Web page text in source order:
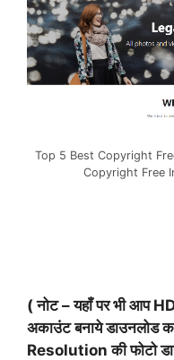
Top 5 Best Copyright
Copyright Free
( नोट – यहाँ पर भी आप
अकाउंट बनाये डाउनलोड
Resolution की फोटो